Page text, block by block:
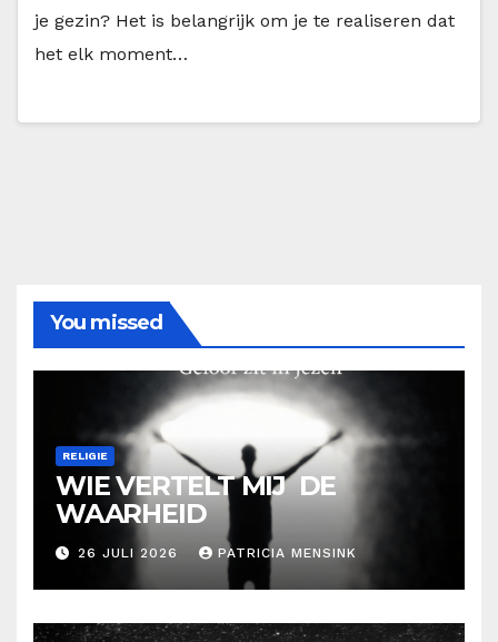
je gezin? Het is belangrijk om je te realiseren dat
het elk moment…
You missed
RELIGIE
WIE VERTELT MIJ DE
WAARHEID
26 JULI 2026 PATRICIA MENSINK